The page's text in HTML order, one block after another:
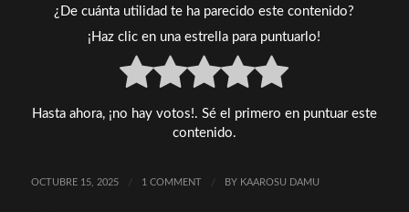
¿De cuánta utilidad te ha parecido este contenido?
¡Haz clic en una estrella para puntuarlo!
Hasta ahora, ¡no hay votos!. Sé el primero en puntuar este
contenido.
OCTUBRE 15, 2025 / 1 COMMENT / BY KAAROSU DAMU